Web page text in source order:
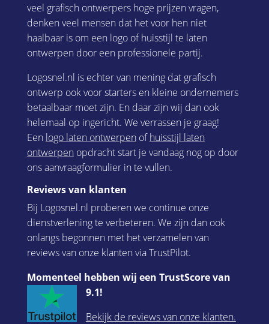
veel grafisch ontwerpers hoge prijzen vragen,
denken veel mensen dat het voor hen niet
haalbaar is om een logo of huisstijl te laten
ontwerpen door een professionele partij.
Logosnel.nl is echter van mening dat grafisch
ontwerp ook voor starters en kleine ondernemers
betaalbaar moet zijn. En daar zijn wij dan ook
helemaal op ingericht. We verrassen je graag!
Een logo laten ontwerpenofhuisstijl laten
ontwerpenopdracht start je vandaag nog op door
ons aanvraagformulier in te vullen.
Reviews van klanten
Bij Logosnel.nl proberen we continue onze
dienstverlening te verbeteren. We zijn dan ook
onlangs begonnen met het verzamelen van
reviews van onze klanten via TrustPilot.
Momenteel hebben wij een TrustScore van
9.1!
Bekijk de reviews van onze klanten.